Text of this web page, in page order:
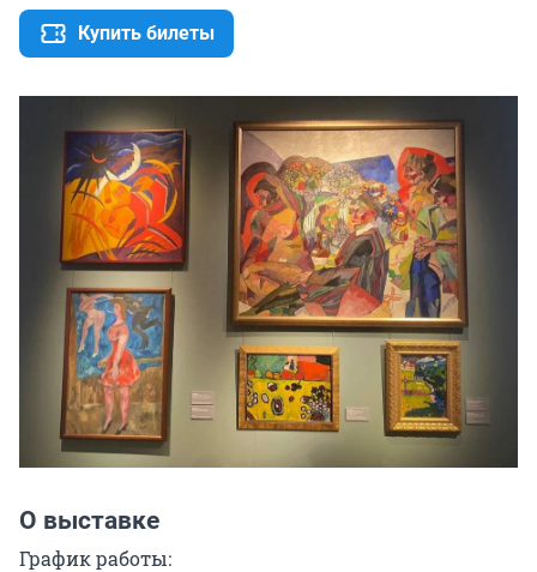
Купить билеты
О выставке
График работы: